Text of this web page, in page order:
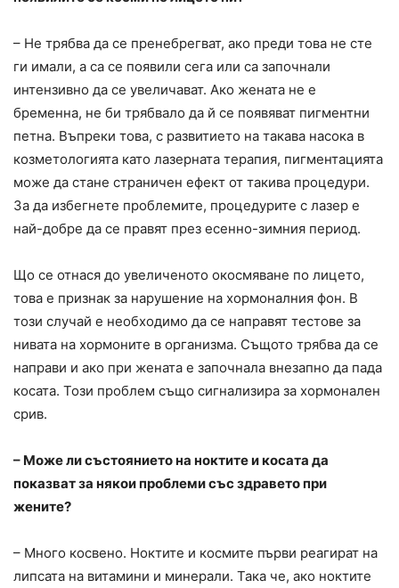
– Не трябва да се пренебрегват, ако преди това не сте
ги имали, а са се появили сега или са започнали
интензивно да се увеличават. Ако жената не е
бременна, не би трябвало да й се появяват пигментни
петна. Въпреки това, с развитието на такава насока в
козметологията като лазерната терапия, пигментацията
може да стане страничен ефект от такива процедури.
За да избегнете проблемите, процедурите с лазер е
най-добре да се правят през есенно-зимния период.
Що се отнася до увеличеното окосмяване по лицето,
това е признак за нарушение на хормоналния фон. В
този случай е необходимо да се направят тестове за
нивата на хормоните в организма. Същото трябва да се
направи и ако при жената е започнала внезапно да пада
косата. Този проблем също сигнализира за хормонален
срив.
– Може ли състоянието на ноктите и косата да
показват за някои проблеми със здравето при
жените?
– Много косвено. Ноктите и космите първи реагират на
липсата на витамини и минерали. Така че, ако ноктите